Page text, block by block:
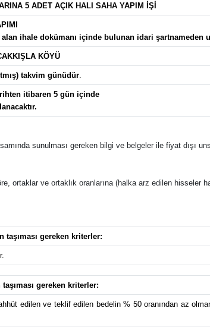
5 ADET AÇIK HALI SAHA YAPIM İŞİ
alan ihale dokümanı içinde bulunan idari şartnameden
KÖYÜ
takvim günüdür.
itibaren 5 gün içinde
sunulması gereken bilgi ve belgeler ile fiyat dışı
ortaklar ve ortaklık oranlarına (halka arz edilen hisseler
gereken kriterler:
gereken kriterler:
edilen ve teklif edilen bedelin % 50 oranından az